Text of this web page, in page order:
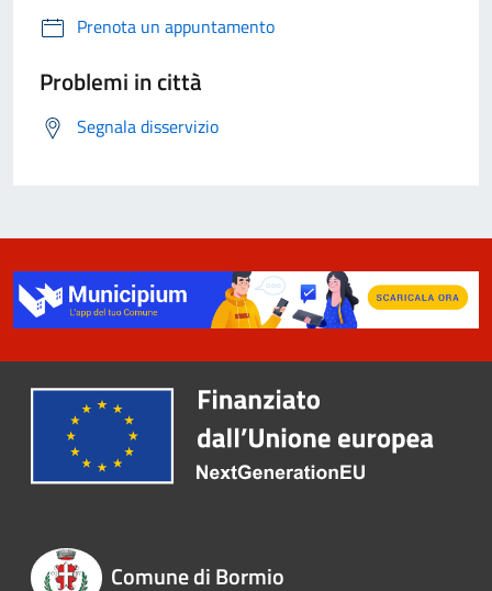
Prenota un appuntamento
Problemi in città
Segnala disservizio
Comune di Bormio